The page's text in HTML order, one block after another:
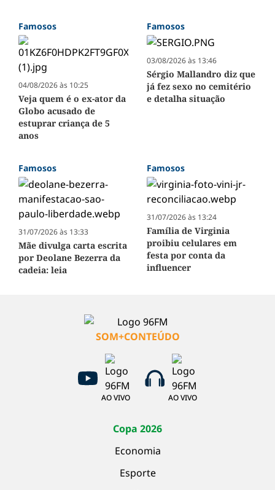
Famosos
04/08/2026 às 10:25
Veja quem é o ex-ator da
Globo acusado de
estuprar criança de 5
anos
Famosos
03/08/2026 às 13:46
Sérgio Mallandro diz que
já fez sexo no cemitério
e detalha situação
Famosos
31/07/2026 às 13:33
Mãe divulga carta escrita
por Deolane Bezerra da
cadeia: leia
Famosos
31/07/2026 às 13:24
Família de Virginia
proibiu celulares em
festa por conta da
influencer
SOM+CONTEÚDO
AO VIVO AO VIVO
Copa 2026
Economia
Esporte